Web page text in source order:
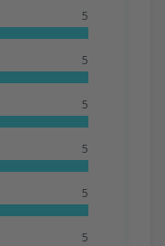
5
5
5
5
5
5